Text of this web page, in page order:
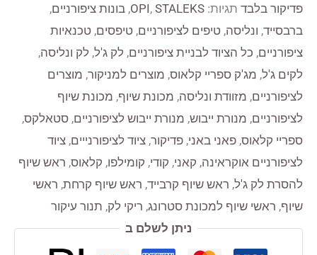
פדיקור בלבד תגיות: OPI, STALEKS
, בונות ציפורניים,
ברבסייד, ונליסה, טיפים לציפורניים, טיפסים, טכנאיות
ציפורניים, כל הציוד לבניית ציפורניים, לק ג'ל, לק ונליסה,
לקים ג'ל, מג'ק ספריי קלאוס, מוצרים למניקור, מוצרים
לציפורניים, מזוודת ונליסה, מכונת שיוף, מכונת שיוף
לציפורניים, מנורת ייבוש, מנורת ייבוש לציפורניים, סטאלקס,
ספריי קלאוס, פאני באני, פדיקור, ציוד לציפורנייים, ציוד
לציפורניים אוקראינה, קאני, קודי, קומילפו, קלאוס, ראש שיוף
להסרת לק ג'ל, ראש שיוף קרבייד, ראש שיוף קרחת, ראשי
שיוף, ראשי שיוף למכונת סטרונג, ריקי לק, תנור עיקור
ניתן לשלם ב